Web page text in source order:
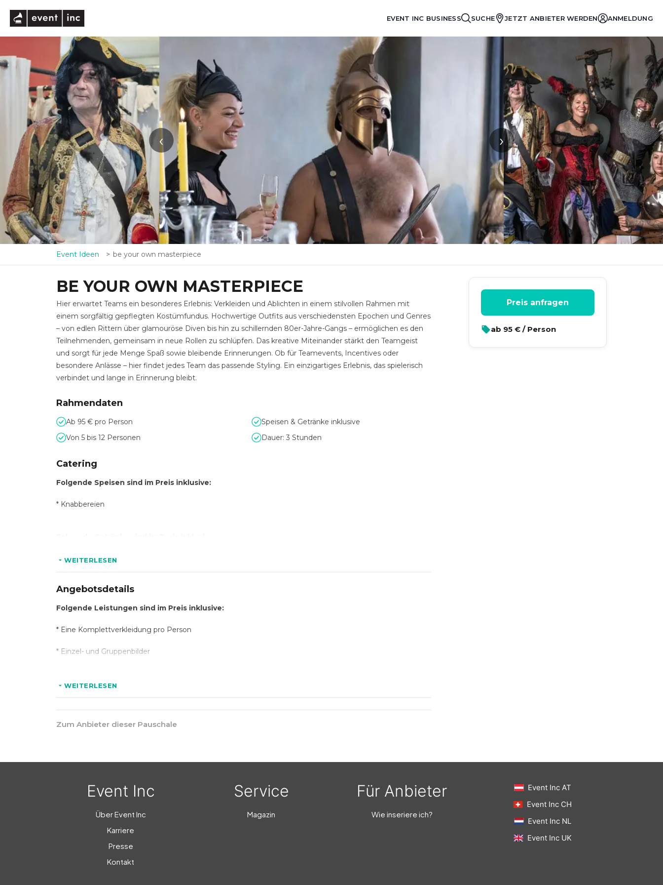
EVENT INC BUSINESS SUCHE JETZT ANBIETER WERDEN ANMELDUNG
‹ ›
Event Ideen be your own masterpiece
BE YOUR OWN MASTERPIECE
Hier erwartet Teams ein besonderes Erlebnis: Verkleiden und Ablichten in einem stilvollen Rahmen mit
einem sorgfältig gepflegten Kostümfundus. Hochwertige Outfits aus verschiedensten Epochen und Genres
– von edlen Rittern über glamouröse Diven bis hin zu schillernden 80er-Jahre-Gangs – ermöglichen es den
Teilnehmenden, gemeinsam in neue Rollen zu schlüpfen. Das kreative Miteinander stärkt den Teamgeist
und sorgt für jede Menge Spaß sowie bleibende Erinnerungen. Ob für Teamevents, Incentives oder
besondere Anlässe – hier findet jedes Team das passende Styling. Ein einzigartiges Erlebnis, das spielerisch
verbindet und lange in Erinnerung bleibt.
Rahmendaten
Ab 95 € pro Person
Speisen & Getränke inklusive
Von 5 bis 12 Personen
Dauer: 3 Stunden
Catering
Folgende Speisen sind im Preis inklusive:
* Knabbereien
*Wasser, Kaffee, Tee
Optional:
* Alkoholische und nichtalkoholische Getränke zum Selbstkostenpreis auf Anfrage
* Catering, Suppe und Fingerfood auf Anfrage ab 35,- € pro Person
WEITERLESEN
Angebotsdetails
Folgende Leistungen sind im Preis inklusive:
* Eine Komplettverkleidung pro Person
* Einzel- und Gruppenbilder
Optional:
WEITERLESEN
Zum Anbieter dieser Pauschale
Preis anfragen
ab 95 € / Person
Event Inc
Über Event Inc
Karriere
Presse
Kontakt
Service
Magazin
Für Anbieter
Wie inseriere ich?
Event Inc AT
Event Inc CH
Event Inc NL
Event Inc UK